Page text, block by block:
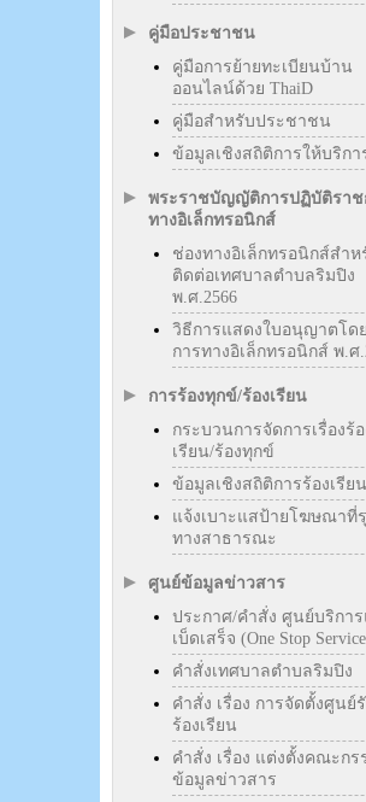
คู่มือประชาชน
คู่มือการย้ายทะเบียนบ้าน
ออนไลน์ด้วย ThaiD
คู่มือสำหรับประชาชน
ข้อมูลเชิงสถิติการให้บริกา
พระราชบัญญัติการปฏิบัติราช
ทางอิเล็กทรอนิกส์
ช่องทางอิเล็กทรอนิกส์สำห
ติดต่อเทศบาลตำบลริมปิง
พ.ศ.2566
วิธีการแสดงใบอนุญาตโด
การทางอิเล็กทรอนิกส์ พ.ศ
การร้องทุกข์/ร้องเรียน
กระบวนการจัดการเรื่องร้อ
เรียน/ร้องทุกข์
ข้อมูลเชิงสถิติการร้องเรียน
แจ้งเบาะแสป้ายโฆษณาที่
ทางสาธารณะ
ศูนย์ข้อมูลข่าวสาร
ประกาศ/คำสั่ง ศูนย์บริกา
เบ็ดเสร็จ (One Stop
คำสั่งเทศบาลตำบลริมปิง
คำสั่ง เรื่อง การจัดตั้งศูนย์รั
ร้องเรียน
คำสั่ง เรื่อง แต่งตั้งคณะกร
ข้อมูลข่าวสาร